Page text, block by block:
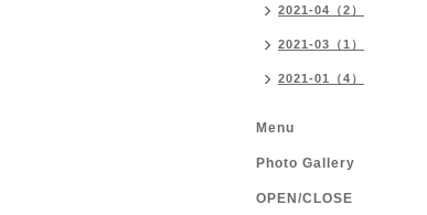
2021-04（2）
2021-03（1）
2021-01（4）
Menu
Photo Gallery
OPEN/CLOSE